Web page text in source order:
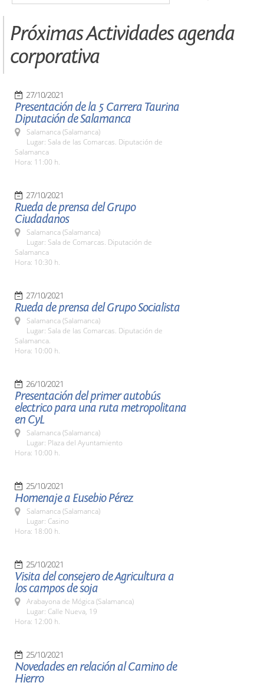
Próximas Actividades agenda
corporativa
27/10/2021
Presentación de la 5 Carrera Taurina
Diputación de Salamanca
Salamanca (Salamanca)
Lugar: Sala de las Comarcas. Diputación de
Salamanca
Hora: 11:00 h.
27/10/2021
Rueda de prensa del Grupo
Ciudadanos
Salamanca (Salamanca)
Lugar: Sala de Comarcas. Diputación de
Salamanca
Hora: 10:30 h.
27/10/2021
Rueda de prensa del Grupo Socialista
Salamanca (Salamanca)
Lugar: Sala de las Comarcas. Diputación de
Salamanca.
Hora: 10:00 h.
26/10/2021
Presentación del primer autobús
electrico para una ruta metropolitana
en CyL
Salamanca (Salamanca)
Lugar: Plaza del Ayuntamiento
Hora: 10:00 h.
25/10/2021
Homenaje a Eusebio Pérez
Salamanca (Salamanca)
Lugar: Casino
Hora: 18:00 h.
25/10/2021
Visita del consejero de Agricultura a
los campos de soja
Arabayona de Mógica (Salamanca)
Lugar: Calle Nueva, 19
Hora: 12:00 h.
25/10/2021
Novedades en relación al Camino de
Hierro